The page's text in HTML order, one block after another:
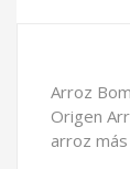
Arroz
Origen
arroz